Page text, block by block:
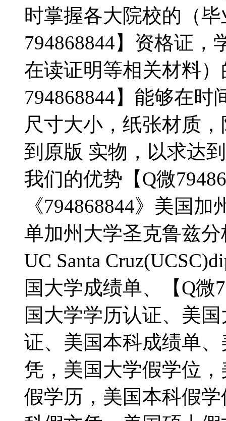
时掌握各大院校的（
794868844】资格证
在读证明等相关材料
794868844】能够在
尺寸大小，纸张材质
到原版 实物，以求达
我们的优势【Q微
《794868844》美国
单加州大学圣克鲁兹
UC Santa
国大学成绩单、【Q微
国大学学历认证、美
证、美国本科成绩单
凭，美国大学假学位
假学历，美国本科假